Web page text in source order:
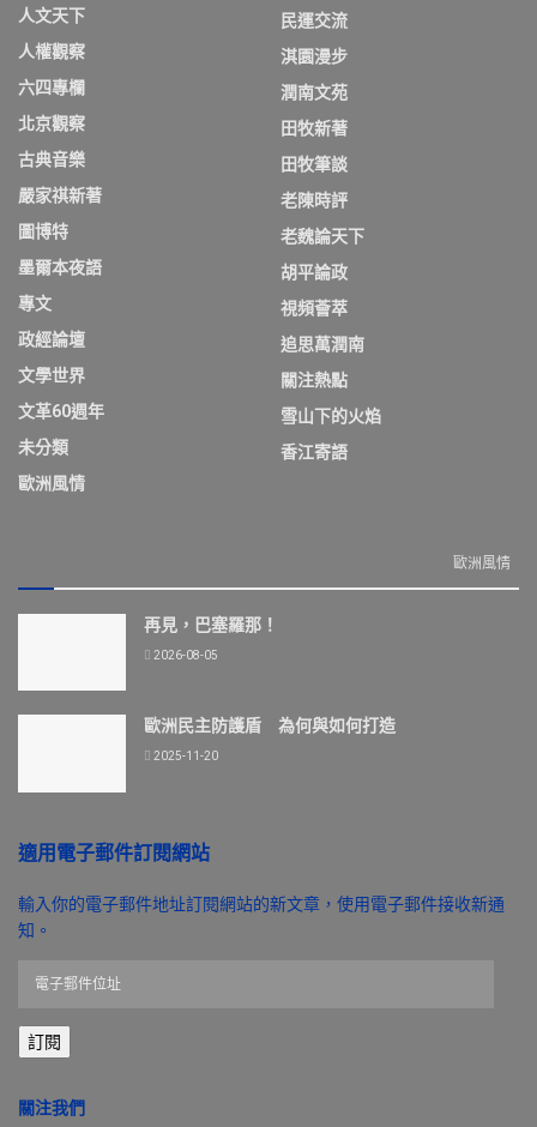
人文天下
人權觀察
六四專欄
北京觀察
古典音樂
嚴家祺新著
圖博特
墨爾本夜語
專文
政經論壇
文學世界
文革60週年
未分類
歐洲風情
民運交流
淇園漫步
潤南文苑
田牧新著
田牧筆談
老陳時評
老魏論天下
胡平論政
視頻薈萃
追思萬潤南
關注熱點
雪山下的火焰
香江寄語
歐洲風情
再見，巴塞羅那！
2026-08-05
歐洲民主防護盾 為何與如何打造
2025-11-20
適用電子郵件訂閱網站
輸入你的電子郵件地址訂閱網站的新文章，使用電子郵件接收新通
知。
郵
件
址
訂閱
關注我們